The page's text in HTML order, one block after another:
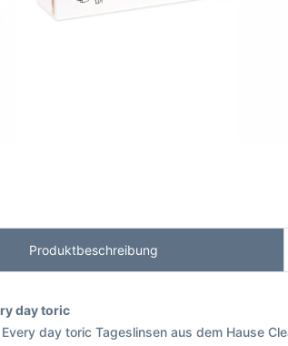
Produktbeschreibung
day toric
Every day toric Tageslinsen aus dem Hause